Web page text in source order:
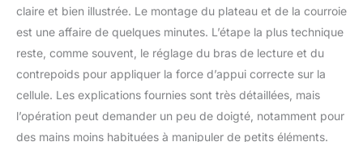
en noyer et facile à
utiliser : le boîtier en bois
noyer élégant ajoute du
style et de la chaleur à
n'importe quelle pièce.
Avec housse anti-
poussière amovible,
claire et bien illustrée. Le montage du plateau et de la courroie
est une affaire de quelques minutes. L’étape la plus technique
reste, comme souvent, le réglage du bras de lecture et du
contrepoids pour appliquer la force d’appui correcte sur la
cellule. Les explications fournies sont très détaillées, mais
l’opération peut demander un peu de doigté, notamment pour
des mains moins habituées à manipuler de petits éléments.